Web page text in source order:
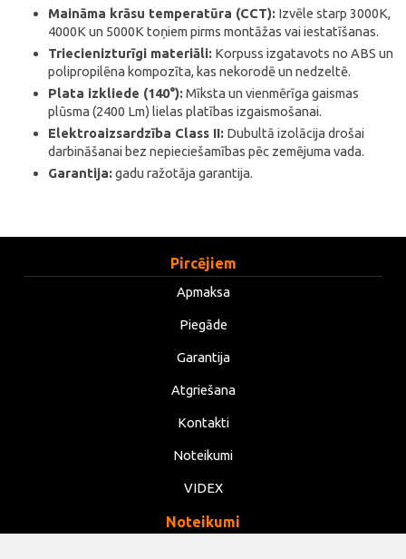
Maināma krāsu temperatūra (CCT): Izvēle starp 3000K,
4000K un 5000K toņiem pirms montāžas vai iestatīšanas.
Triecienizturīgi materiāli: Korpuss izgatavots no ABS un
polipropilēna kompozīta, kas nekorodē un nedzeltē.
Plata izkliede (140°):Mīksta un vienmērīga gaismas
plūsma (2400 Lm) lielas platības izgaismošanai.
Elektroaizsardzība Class II: Dubultā izolācija drošai
darbināšanai bez nepieciešamības pēc zemējuma vada.
Garantija:gadu ražotāja garantija.
Pircējiem
Apmaksa
Piegāde
Garantija
Atgriešana
Kontakti
Noteikumi
VIDEX
Noteikumi